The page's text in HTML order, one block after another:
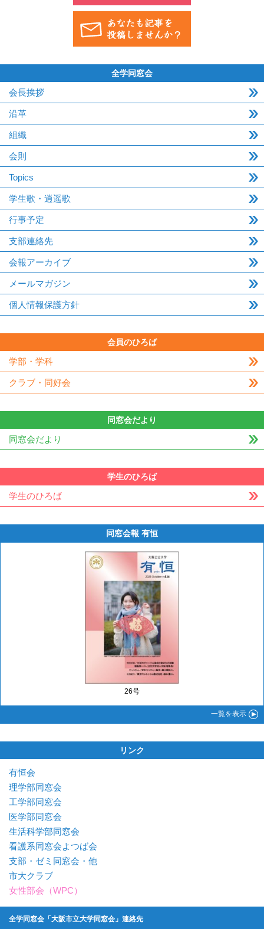
全学同窓会
会長挨拶
沿革
組織
会則
Topics
学生歌・逍遥歌
行事予定
支部連絡先
会報アーカイブ
メールマガジン
個人情報保護方針
会員のひろば
学部・学科
クラブ・同好会
同窓会だより
同窓会だより
学生のひろば
学生のひろば
同窓会報 有恒
26号
一覧を表示
リンク
有恒会
理学部同窓会
工学部同窓会
医学部同窓会
生活科学部同窓会
看護系同窓会よつば会
支部・ゼミ同窓会・他
市大クラブ
女性部会（WPC）
全学同窓会「大阪市立大学同窓会」連絡先